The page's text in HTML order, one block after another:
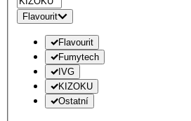
Flavourit
Flavourit
Fumytech
IVG
KIZOKU
Ostatní